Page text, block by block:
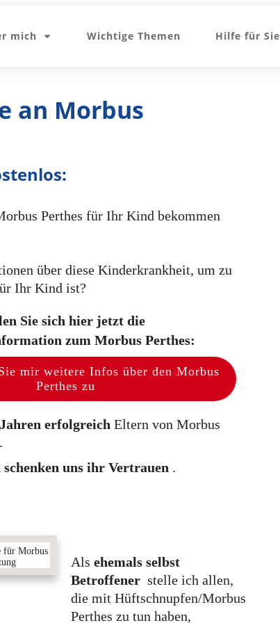
mich Wichtige Themen Hilfe für Sie
an Morbus
Perthes für Ihr Kind bekommen
über diese Kinderkrankheit, um zu
Ihr Kind ist?
Sie sich hier jetzt die
zum Morbus Perthes:
mir weitere Infos über den Morbus
Perthes zu
erfolgreich Eltern von Morbus
uns ihr Vertrauen .
für Morbus
Als ehemals selbst
Betroffenerstelle ich allen,
die mit Hüftschnupfen/Morbus
Perthes zu tun haben,